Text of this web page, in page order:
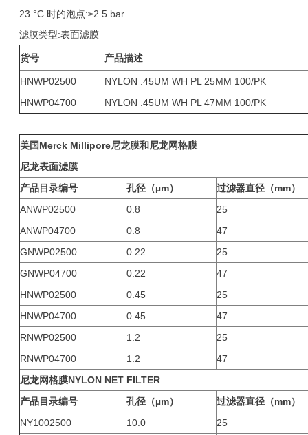
23 °C 时的泡点:≥2.5 bar
滤膜类型:表面滤膜
货号 产品描述
HNWP02500
NYLON .45UM WH PL 25MM 100/PK
HNWP04700
NYLON .45UM WH PL 47MM 100/PK
美国Merck Millipore尼龙膜和尼龙网格膜
尼龙表面滤膜
产品目录编号
孔径（µm）
过滤器直径（mm）
ANWP02500
0.8
25
ANWP04700
0.8
47
GNWP02500
0.22
25
GNWP04700
0.22
47
HNWP02500
0.45
25
HNWP04700
0.45
47
RNWP02500
1.2
25
RNWP04700
1.2
47
尼龙网格膜NYLON NET FILTER
产品目录编号
孔径（µm）
过滤器直径（mm）
NY1002500
10.0
25